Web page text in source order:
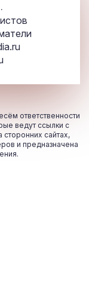
ответственности
ведут ссылки с
сайтах,
и предназначена